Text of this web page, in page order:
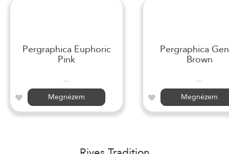
Pergraphica Euphoric
Pink
...
Megnézem
Pergraphica
Brown
...
Megnézem